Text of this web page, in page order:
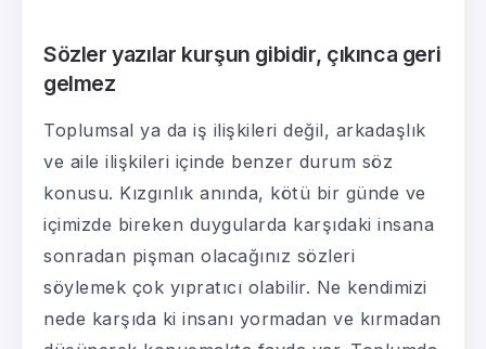
Sözler yazılar kurşun gibidir, çıkınca geri
gelmez
Toplumsal ya da iş ilişkileri değil, arkadaşlık
ve aile ilişkileri içinde benzer durum söz
konusu. Kızgınlık anında, kötü bir günde ve
içimizde bireken duygularda karşıdaki insana
sonradan pişman olacağınız sözleri
söylemek çok yıpratıcı olabilir. Ne kendimizi
nede karşıda ki insanı yormadan ve kırmadan